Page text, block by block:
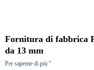
Fornitura di fabbrica
da 13 mm
Per saperne di più "